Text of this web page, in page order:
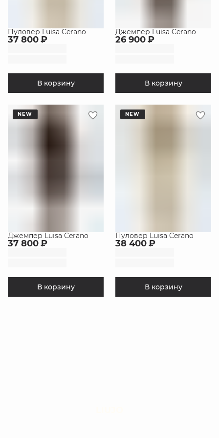
Пуловер Luisa Cerano
37 800 ₽
В корзину
Джемпер Luisa Cerano
26 900 ₽
В корзину
NEW
Джемпер Luisa Cerano
37 800 ₽
В корзину
NEW
Пуловер Luisa Cerano
38 400 ₽
В корзину